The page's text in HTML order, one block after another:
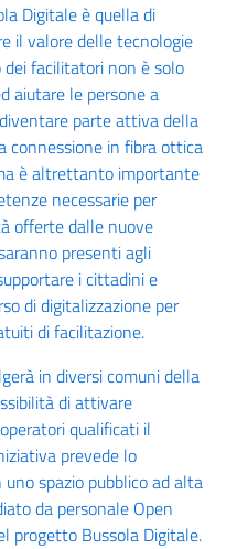
Digitale è quella di
il valore delle tecnologie
facilitatori non è solo
aiutare le persone a
parte attiva della
connessione in fibra ottica
è altrettanto importante
necessarie per
offerte dalle nuove
presenti agli
i cittadini e
di digitalizzazione per
di facilitazione.
in diversi comuni della
di attivare
qualificati il
prevede lo
spazio pubblico ad alta
da personale Open
progetto Bussola Digitale.